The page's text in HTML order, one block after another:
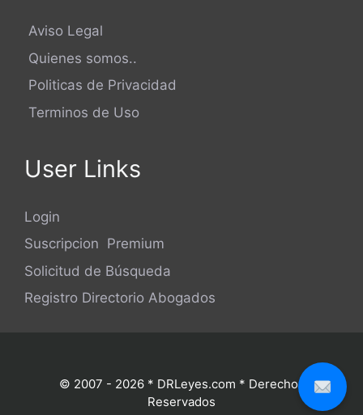
Aviso Legal
Quienes somos..
Politicas de Privacidad
Terminos de Uso
User Links
Login
Suscripcion Premium
Solicitud de Búsqueda
Registro Directorio Abogados
© 2007 - 2026 * DRLeyes.com * Derechos
Reservados